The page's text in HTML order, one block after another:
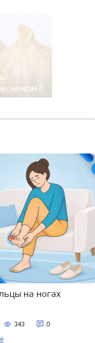
на ногах
343 0